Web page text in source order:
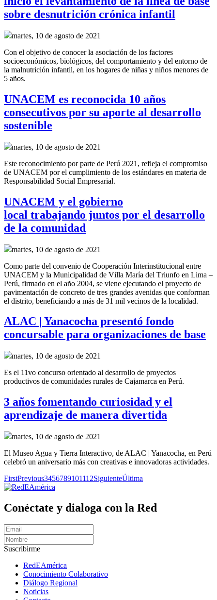
sobre desnutrición crónica infantil
martes, 10 de agosto de 2021
Con el objetivo de conocer la asociación de los factores
socioeconómicos, biológicos, del comportamiento y del entorno de
la malnutrición infantil, en los hogares de niñas y niños menores de
5 años.
UNACEM es reconocida 10 años
consecutivos por su aporte al desarrollo
sostenible
martes, 10 de agosto de 2021
Este reconocimiento por parte de Perú 2021, refleja el compromiso
de UNACEM por el cumplimiento de los estándares en materia de
Responsabilidad Social Empresarial.
UNACEM y el gobierno
local trabajando juntos por el desarrollo
de la comunidad
martes, 10 de agosto de 2021
Como parte del convenio de Cooperación Interinstitucional entre
UNACEM y la Municipalidad de Villa María del Triunfo en Lima –
Perú, firmado en el año 2004, se viene ejecutando el proyecto de
pavimentación de concreto de tres grandes avenidas que conforman
el distrito, beneficiando a más de 31 mil vecinos de la localidad.
ALAC | Yanacocha presentó fondo
concursable para organizaciones de base
martes, 10 de agosto de 2021
Es el 11vo concurso orientado al desarrollo de proyectos
productivos de comunidades rurales de Cajamarca en Perú.
3 años fomentando curiosidad y el
aprendizaje de manera divertida
martes, 10 de agosto de 2021
El Museo Agua y Tierra Interactivo, de ALAC | Yanacocha, en Perú
celebró un aniversario más con creativas e innovadoras actividades.
FirstPrevious3456789101112SiguienteÚltima
Conéctate y dialoga con la Red
Suscribirme
RedEAmérica
Conocimiento Colaborativo
Diálogo Regional
Noticias